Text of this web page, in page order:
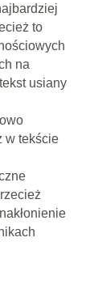
to
na
usiany
w tekście